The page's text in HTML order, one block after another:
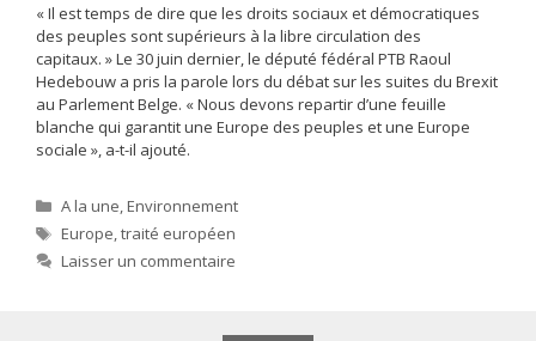
« Il est temps de dire que les droits sociaux et démocratiques
des peuples sont supérieurs à la libre circulation des
capitaux. » Le 30 juin dernier, le député fédéral PTB Raoul
Hedebouw a pris la parole lors du débat sur les suites du Brexit
au Parlement Belge. « Nous devons repartir d’une feuille
blanche qui garantit une Europe des peuples et une Europe
sociale », a-t-il ajouté.
Catégories
A la une,Environnement
Étiquettes
Europe,traité européen
Laisser un commentaire